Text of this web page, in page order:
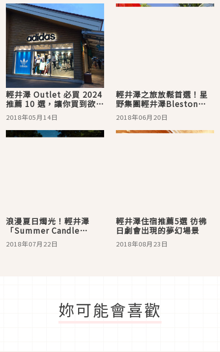
輕井澤 Outlet 必買 2024
推薦 10 選，讓你買到欲罷
不能！
2018年05月14日
輕井澤之旅放鬆首選！星
野集團輕井澤Bleston
Court的魅力大解析
2018年06月20日
浪漫夏日燭光！輕井澤
「Summer Candle
Night 2018」帶給你最夢
幻的八月
2018年07月22日
輕井澤住宿推薦5選 彷彿
日劇會出現的夢幻場景
2018年08月23日
妳可能會喜歡